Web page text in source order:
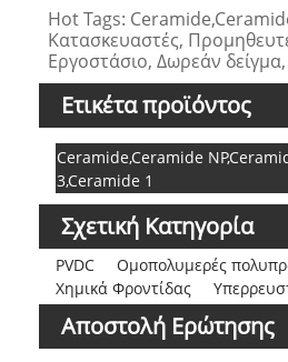
Hot Tags:
Κατασκευαστές,
Εργοστάσιο, Δωρεάν
Ετικέτα προϊόντος
Ceramide,Ceramide
3,Ceramide 1
Σχετική Κατηγορία
PVDC
Ομοπολυμερές
Χημικά Φροντίδας
Αποστολή Ερώτησης